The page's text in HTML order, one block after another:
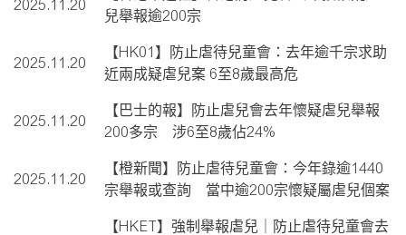
2025.11.20
兒舉報逾200宗
2025.11.20
【HK01】防止虐待兒童會：去年逾千宗求助
近兩成疑虐兒案 6至8歲最高危
2025.11.20
【巴士的報】防止虐兒會去年懷疑虐兒舉報
200多宗 涉6至8歲佔24%
2025.11.20
【橙新聞】防止虐待兒童會：今年錄逾1440
宗舉報或查詢 當中逾200宗懷疑屬虐兒個案
【HKET】強制舉報虐兒｜防止虐待兒童會去